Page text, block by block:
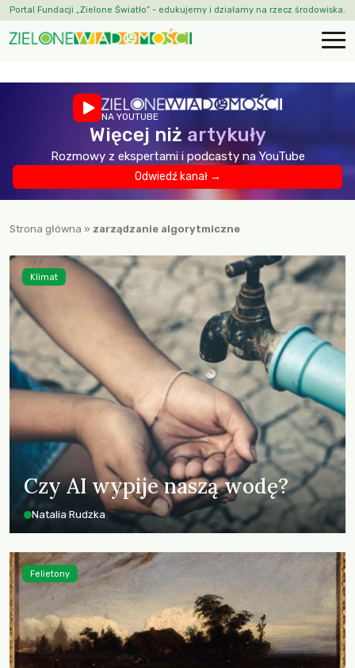
Portal Fundacji „Zielone Światło” - edukujemy i działamy na rzecz środowiska.
NA YOUTUBE
Więcej niż artykuły
Rozmowy z ekspertami i podcasty na YouTube
Odwiedź kanał →
Strona główna » zarządzanie algorytmiczne
Czy AI wypije naszą wodę?
Natalia Rudzka
Klimat
Felietony